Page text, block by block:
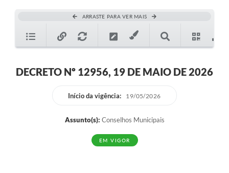
Transparência
Programa Famílias Fortes
Vagas de emprego no PAT Valinhos
ARRASTE PARA VER MAIS
DECRETO Nº 12956, 19 DE MAIO DE 2026
Início da vigência: 19/05/2026
Assunto(s): Conselhos Municipais
EM VIGOR